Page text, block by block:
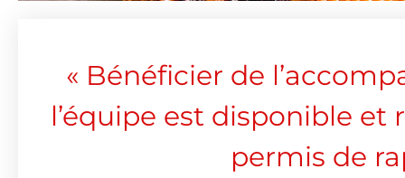
« Bénéficier de
l’équipe est disponible
permis de